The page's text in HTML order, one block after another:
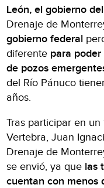
León, el gobierno
Drenaje de
gobierno federal
diferente para
de pozos
del Río Pánuco
años.
Tras participar en
Vertebra, Juan
Drenaje de
se envió, ya que las
cuentan con menos